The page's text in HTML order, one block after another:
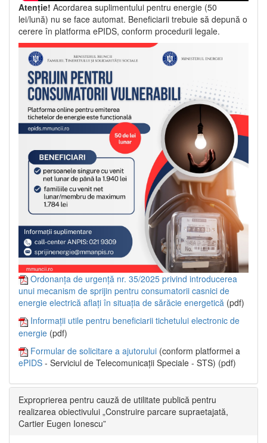
Atenție! Acordarea suplimentului pentru energie (50
lei/lună) nu se face automat. Beneficiarii trebuie să depună o
cerere în platforma ePIDS, conform procedurii legale.
Ordonanța de urgență nr. 35/2025 privind introducerea
unui mecanism de sprijin pentru consumatorii casnici de
energie electrică aflați în situația de sărăcie energetică (pdf)
Informații utile pentru beneficiarii tichetului electronic de
energie (pdf)
Formular de solicitare a ajutorului (conform platformei a
ePIDS - Serviciul de Telecomunicații Speciale - STS) (pdf)
Exproprierea pentru cauză de utilitate publică pentru
realizarea obiectivului „Construire parcare supraetajată,
Cartier Eugen Ionescu”